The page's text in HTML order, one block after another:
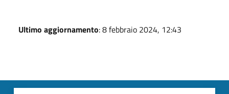
Ultimo aggiornamento: 8 febbraio 2024, 12:43